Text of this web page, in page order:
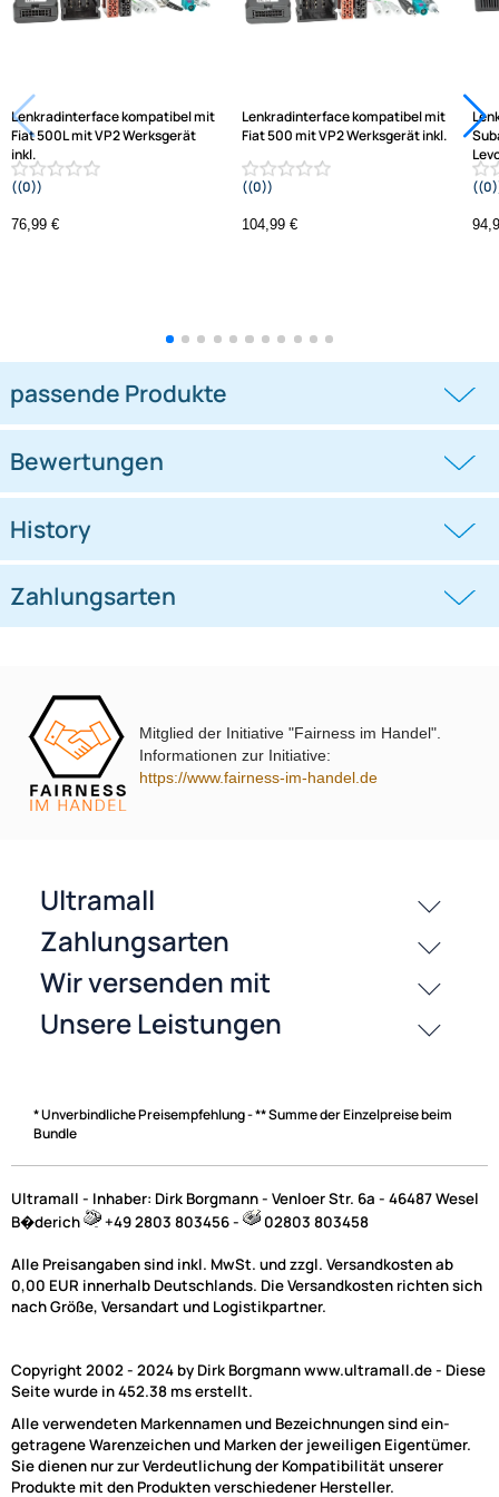
Frage zum Artikel stellen
Jetzt auf Rechnung kaufen
Lenkradinterface kompatibel mit
Fiat 500L mit VP2 Werksgerät
inkl.
Antennenadapter
((0))
Fiat 500 mit VP2 Werksgerät inkl.
Bewertungen
History
Mitglied der Initiative "Fairness im Handel".
Informationen zur Initiative:
https://www.fairness-im-handel.de
* Unverbindliche Preisempfehlung - ** Summe der Einzelpreise beim
Bundle
Ultramall - Inhaber: Dirk Borgmann - Venloer Str. 6a - 46487 Wesel
B�derich
+49 2803 803456 - 02803 803458
Alle Preisangaben sind inkl. MwSt. und zzgl. Versandkosten ab
0,00 EUR innerhalb Deutschlands. Die Versandkosten richten sich
nach Größe, Versandart und Logistikpartner.
Copyright 2002 - 2024 by Dirk Borgmann www.ultramall.de - Diese
Seite wurde in 452.38 ms erstellt.
Alle verwendeten Markennamen und Bezeichnungen sind ein-
getragene Warenzeichen und Marken der jeweiligen Eigentümer.
Sie dienen nur zur Verdeutlichung der Kompatibilität unserer
Produkte mit den Produkten verschiedener Hersteller.